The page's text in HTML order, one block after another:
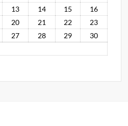
13 14 15
16
20 21 22
23
27 28 29
30